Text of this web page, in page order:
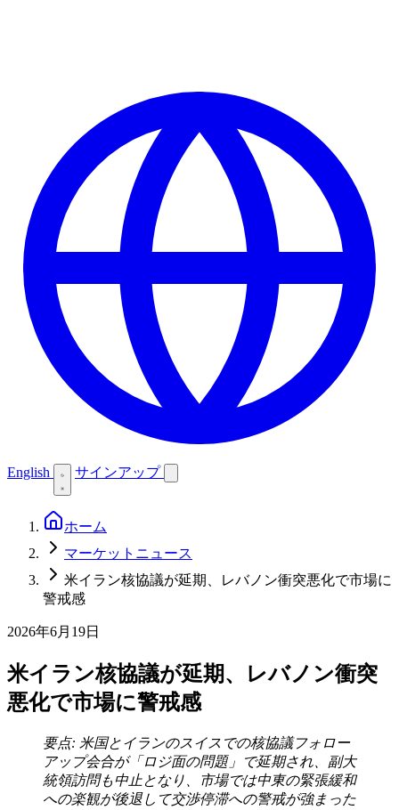
English サインアップ
ホーム
マーケットニュース
米イラン核協議が延期、レバノン衝突悪化で市場に
警戒感
2026年6月19日
米イラン核協議が延期、レバノン衝突
悪化で市場に警戒感
要点: 米国とイランのスイスでの核協議フォロー
アップ会合が「ロジ面の問題」で延期され、副大
統領訪問も中止となり、市場では中東の緊張緩和
への楽観が後退して交渉停滞への警戒が強まった